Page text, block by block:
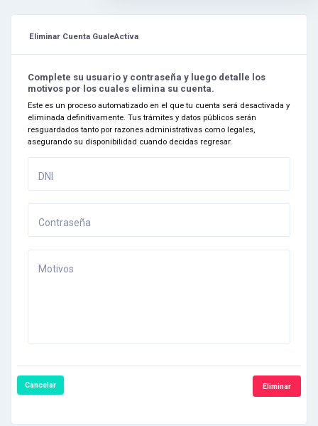
Eliminar Cuenta GualeActiva
Complete su usuario y contraseña y luego detalle los
motivos por los cuales elimina su cuenta.
Este es un proceso automatizado en el que tu cuenta será desactivada y
eliminada definitivamente. Tus trámites y datos públicos serán
resguardados tanto por razones administrativas como legales,
asegurando su disponibilidad cuando decidas regresar.
DNI
Contraseña
Motivos
Cancelar Eliminar
Yesterday at 8:29pm
Hi James! Please
remember to buy the food
for tomorrow! I’m gonna be
handling the gifts and
Jake’s gonna get the